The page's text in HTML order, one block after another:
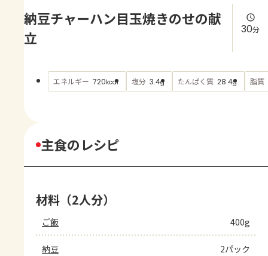
AJINOMOTO PARK とは
納豆チャーハン目玉焼きのせの献
立
30分
エネルギー 720kcal 塩分 3.4g たんぱく質 28.4g 脂質
主食のレシピ
材料（2人分）
ご飯 400g
納豆 2パック